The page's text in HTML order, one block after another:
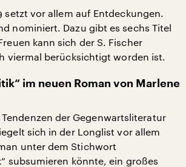
setzt vor allem auf Entdeckungen.
nominiert. Dazu gibt es sechs Titel
kann sich der S. Fischer
viermal berücksichtigt worden ist.
im neuen Roman von Marlene
der Gegenwartsliteratur
sich in der Longlist vor allem
unter dem Stichwort
subsumieren könnte, ein großes